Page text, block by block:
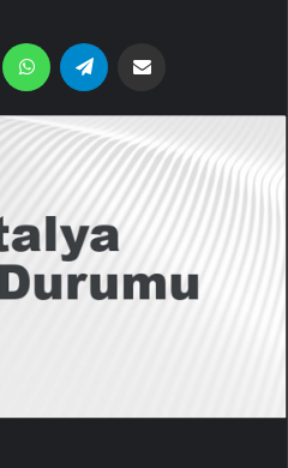
MessengerWhatsApp